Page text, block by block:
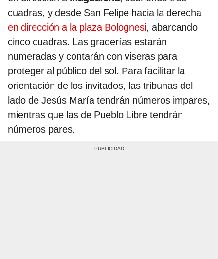
cuadras, y desde San Felipe hacia la derecha
en dirección a la plaza Bolognesi, abarcando
cinco cuadras. Las graderías estarán
numeradas y contarán con viseras para
proteger al público del sol. Para facilitar la
orientación de los invitados, las tribunas del
lado de Jesús María tendrán números impares,
mientras que las de Pueblo Libre tendrán
números pares.